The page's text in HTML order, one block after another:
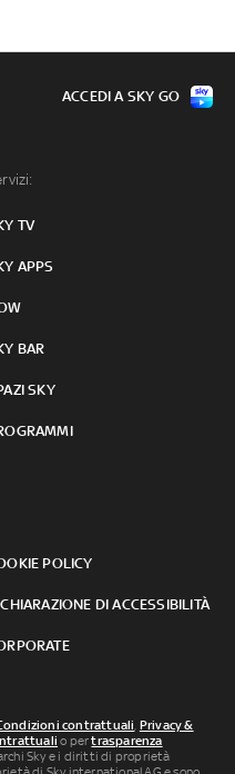
TV
APPS
BAR
SKY
POLICY
DI ACCESSIBILITÀ
ACCEDI A SKY GO
contrattuali, Privacy &
o pertrasparenza
Sky e i diritti di proprietà